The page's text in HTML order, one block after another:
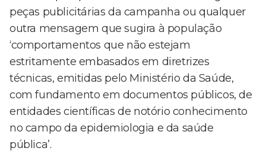
peças publicitárias da campanha ou qualquer
outra mensagem que sugira à população
‘comportamentos que não estejam
estritamente embasados em diretrizes
técnicas, emitidas pelo Ministério da Saúde,
com fundamento em documentos públicos, de
entidades científicas de notório conhecimento
no campo da epidemiologia e da saúde
pública’.